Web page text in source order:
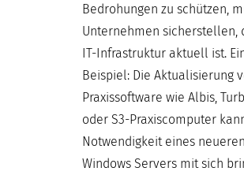
Bedrohungen zu schützen,
Unternehmen sicherstellen,
IT-Infrastruktur aktuell ist.
Beispiel: Die Aktualisierung
Praxissoftware wie Albis,
oder S3-Praxiscomputer
Notwendigkeit eines neueren
Windows Servers mit sich